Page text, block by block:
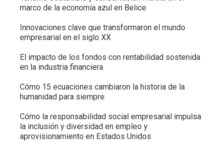
marco de la economía azul en Belice
Innovaciones clave que transformaron el mundo
empresarial en el siglo XX
El impacto de los fondos con rentabilidad sostenida
en la industria financiera
Cómo 15 ecuaciones cambiaron la historia de la
humanidad para siempre
Cómo la responsabilidad social empresarial impulsa
la inclusión y diversidad en empleo y
aprovisionamiento en Estados Unidos